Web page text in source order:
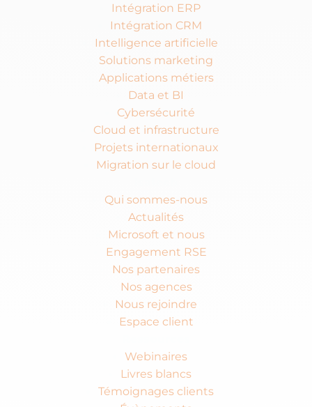
Intégration ERP
Intégration CRM
Intelligence artificielle
Solutions marketing
Applications métiers
Data et BI
Cybersécurité
Cloud et infrastructure
Projets internationaux
Migration sur le cloud
Qui sommes-nous
Actualités
Microsoft et nous
Engagement RSE
Nos partenaires
Nos agences
Nous rejoindre
Espace client
Webinaires
Livres blancs
Témoignages clients